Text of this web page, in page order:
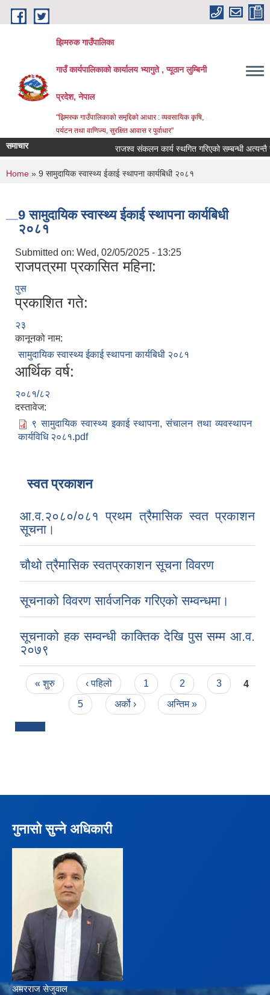
Skip to main content
झिमरुक गाउँपालिका
गाउँ कार्यपालिकाको कार्यालय भ्यागुते , प्यूठान लुम्बिनी
प्रदेश, नेपाल
"झिमरुक गाउँपालिकाको समृद्दिको आधार : व्यवसायिक कृषि,
पर्यटन तथा वाणिज्य, सुरक्षित आवास र पुर्वाधार"
समाचार राजश्व संकलन कार्य स्थगित गरिएको सम्बन्धी अत्यन्तै
You are here
Home » 9 सामुदायिक स्वास्थ्य ईकाई स्थापना कार्यबिधी २०८१
9 सामुदायिक स्वास्थ्य ईकाई स्थापना कार्यबिधी
२०८१
Submitted on: Wed, 02/05/2025 - 13:25
राजपत्रमा प्रकासित महिना:
पुस
प्रकाशित गते:
२३
कानूनको नाम:
सामुदायिक स्वास्थ्य ईकाई स्थापना कार्यबिधी २०८१
आर्थिक वर्ष:
२०८१/८२
दस्तावेज:
९ सामुदायिक स्वास्थ्य इकाई स्थापना, संचालन तथा व्यवस्थापन
कार्यविधि २०८१.pdf
स्वत प्रकाशन
आ.व.२०८०/०८१ प्रथम त्रैमासिक स्वत प्रकाशन
सूचना।
चौथो त्रैमासिक स्वतप्रकाशन सूचना विवरण
सूचनाको विवरण सार्वजनिक गरिएको सम्वन्धमा।
सूचनाको हक सम्वन्धी काक्तिक देखि पुस सम्म आ.व.
२०७९
Pages
« शुरु ‹ पहिलो 1 2 3
4
5
अर्को › अन्तिम »
गुनासो सुन्ने अधिकारी
अमरराज सेजुवाल